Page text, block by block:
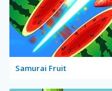
Samurai Fruit